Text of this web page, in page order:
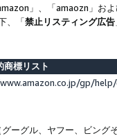
」、「amaozn」お
、「禁止リスティング広告
商標リスト
gp/
ーグル、ヤフー、ビング